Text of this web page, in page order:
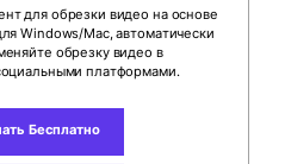
поддерживаемых форматов,
процессоров.
и обновления UniConverter.
для обрезки видео на основе
Windows/Mac, автоматически
обрезку видео в
платформами.
Бесплатно